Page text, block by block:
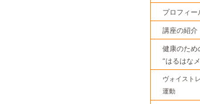
プロフィー
講座の紹介
健康のため
“はるはな
ヴォイスト
運動